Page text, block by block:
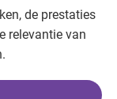
de prestaties
relevantie van
om verder te gaan